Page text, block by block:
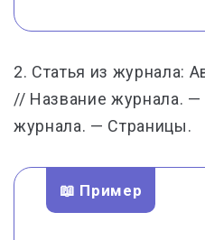
2. Статья из журнала:
// Название журнала.
журнала. — Страницы.
📖 Пример